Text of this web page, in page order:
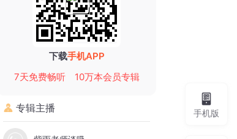
下载手机APP
7天免费畅听
10万本会员专辑
专辑主播 手机版